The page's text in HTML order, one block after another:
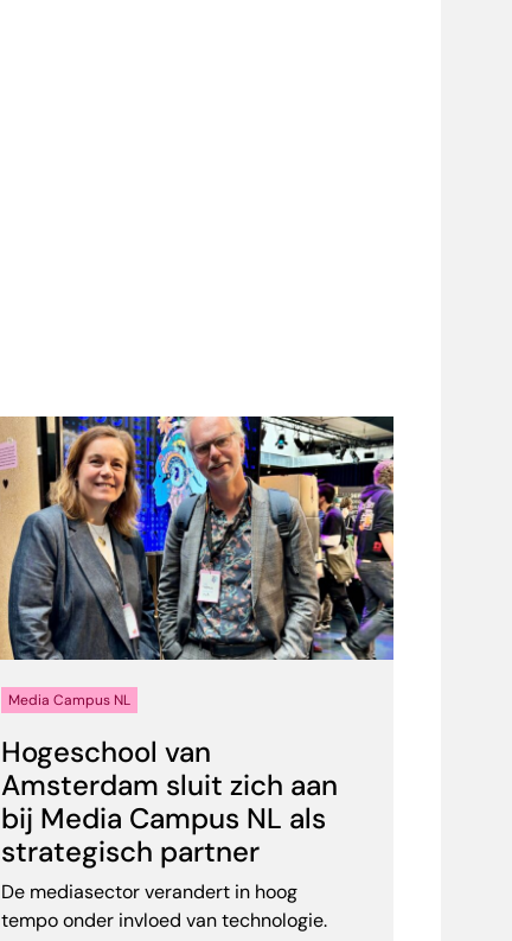
Media Campus NL
Hogeschool van
Amsterdam sluit zich aan
bij Media Campus NL als
strategisch partner
De mediasector verandert in hoog
tempo onder invloed van technologie.